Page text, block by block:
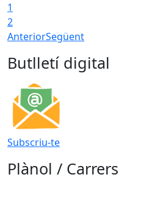
1
2
AnteriorSegüent
Butlletí digital
Subscriu-te
Plànol / Carrers